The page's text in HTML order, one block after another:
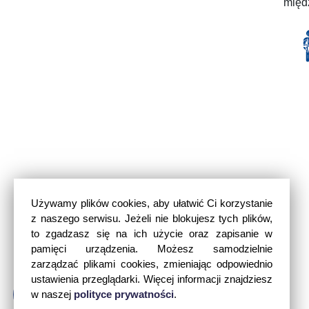
Używamy plików cookies, aby ułatwić Ci korzystanie
z naszego serwisu. Jeżeli nie blokujesz tych plików,
to zgadzasz się na ich użycie oraz zapisanie w
pamięci urządzenia. Możesz samodzielnie
zarządzać plikami cookies, zmieniając odpowiednio
ustawienia przeglądarki. Więcej informacji znajdziesz
w naszej polityce prywatności.